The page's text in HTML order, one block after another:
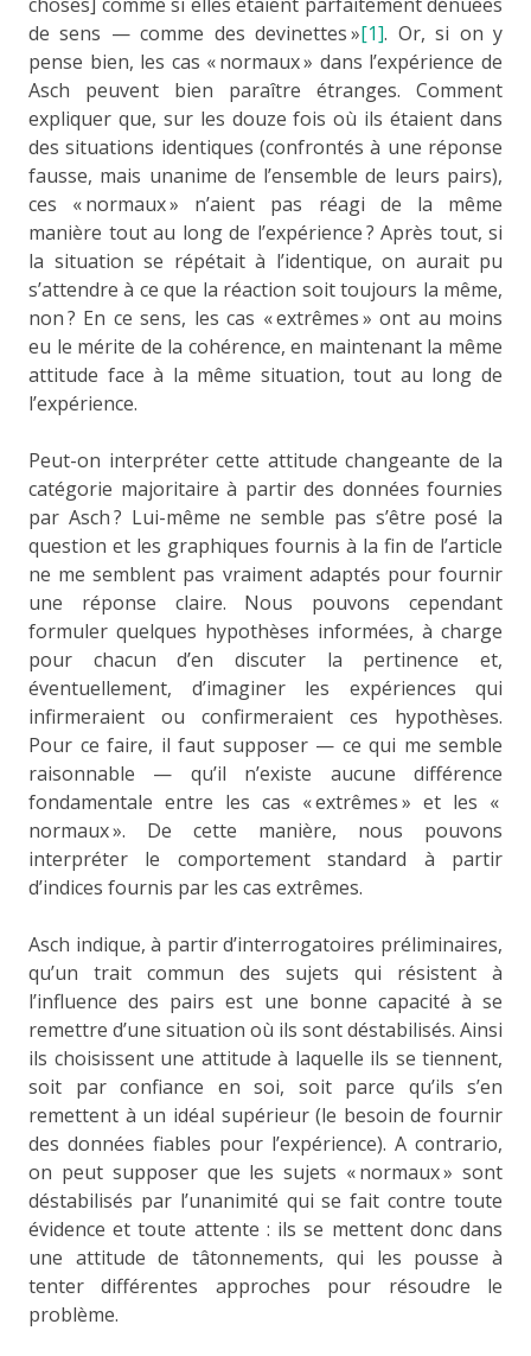
de sens — comme des devinettes »[1]. Or, si on y
pense bien, les cas « normaux » dans l’expérience de
Asch peuvent bien paraître étranges. Comment
expliquer que, sur les douze fois où ils étaient dans
des situations identiques (confrontés à une réponse
fausse, mais unanime de l’ensemble de leurs pairs),
ces « normaux » n’aient pas réagi de la même
manière tout au long de l’expérience ? Après tout, si
la situation se répétait à l’identique, on aurait pu
s’attendre à ce que la réaction soit toujours la même,
non ? En ce sens, les cas « extrêmes » ont au moins
eu le mérite de la cohérence, en maintenant la même
attitude face à la même situation, tout au long de
l’expérience.
Peut-on interpréter cette attitude changeante de la
catégorie majoritaire à partir des données fournies
par Asch ? Lui-même ne semble pas s’être posé la
question et les graphiques fournis à la fin de l’article
ne me semblent pas vraiment adaptés pour fournir
une réponse claire. Nous pouvons cependant
formuler quelques hypothèses informées, à charge
pour chacun d’en discuter la pertinence et,
éventuellement, d’imaginer les expériences qui
infirmeraient ou confirmeraient ces hypothèses.
Pour ce faire, il faut supposer — ce qui me semble
raisonnable — qu’il n’existe aucune différence
fondamentale entre les cas « extrêmes » et les «
normaux ». De cette manière, nous pouvons
interpréter le comportement standard à partir
d’indices fournis par les cas extrêmes.
Asch indique, à partir d’interrogatoires préliminaires,
qu’un trait commun des sujets qui résistent à
l’influence des pairs est une bonne capacité à se
remettre d’une situation où ils sont déstabilisés. Ainsi
ils choisissent une attitude à laquelle ils se tiennent,
soit par confiance en soi, soit parce qu’ils s’en
remettent à un idéal supérieur (le besoin de fournir
des données fiables pour l’expérience). A contrario,
on peut supposer que les sujets « normaux » sont
déstabilisés par l’unanimité qui se fait contre toute
évidence et toute attente : ils se mettent donc dans
une attitude de tâtonnements, qui les pousse à
tenter différentes approches pour résoudre le
problème.